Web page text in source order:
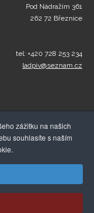
Pod Nádražím 361
262 72 Březnice
tel: +420 728 253 234
ladpiv@seznam.cz
zážitku na našich
souhlasíte s naším